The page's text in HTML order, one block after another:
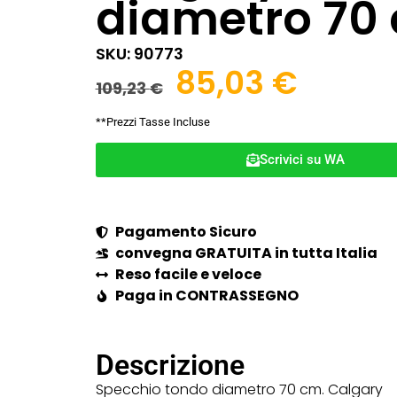
diametro 70
SKU: 90773
109,23€ 85,03 €
**Prezzi Tasse Incluse
Scrivici su WA
Pagamento Sicuro
convegna GRATUITA in tutta Italia
Reso facile e veloce
Paga in CONTRASSEGNO
Descrizione
Specchio tondo diametro 70 cm. Calgary